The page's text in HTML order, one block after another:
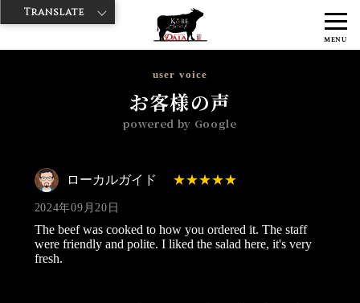
MENU
神戸牛ダイヤ > 神戸牛ダイア 浅草楽天地店
ロー
user voice
お客様の声
powered by Google
ローカルガイド
2024年09月20日
The beef was cooked to how you ordered it. The staff
were friendly and polite. I liked the salad here, it's very
fresh.
Translate